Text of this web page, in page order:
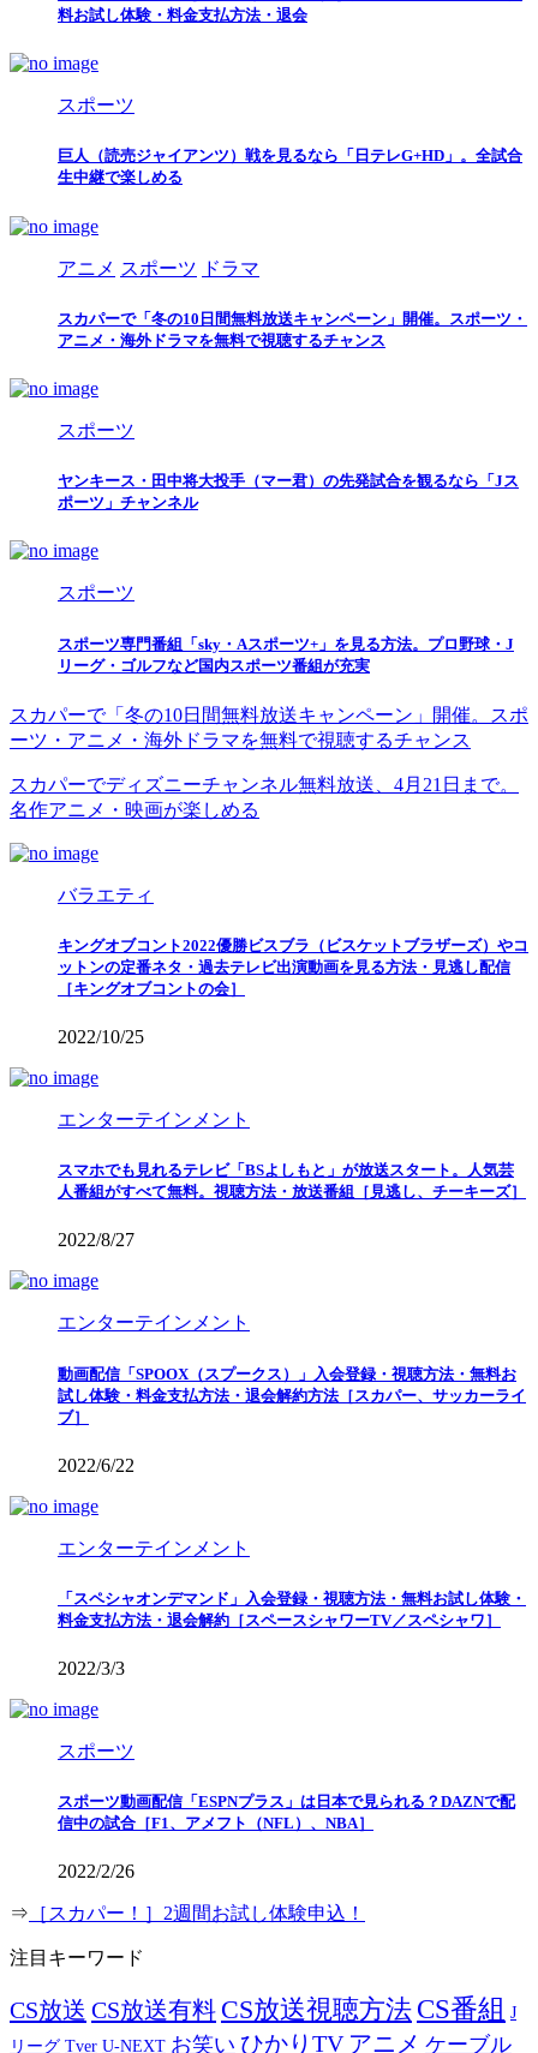
料お試し体験・料金支払方法・退会
スポーツ
巨人（読売ジャイアンツ）戦を見るなら「日テレG+HD」。全試合
生中継で楽しめる
アニメ スポーツ ドラマ
スカパーで「冬の10日間無料放送キャンペーン」開催。スポーツ・
アニメ・海外ドラマを無料で視聴するチャンス
スポーツ
ヤンキース・田中将大投手（マー君）の先発試合を観るなら「Jス
ポーツ」チャンネル
スポーツ
スポーツ専門番組「sky・Aスポーツ+」を見る方法。プロ野球・J
リーグ・ゴルフなど国内スポーツ番組が充実
スカパーで「冬の10日間無料放送キャンペーン」開催。スポ
ーツ・アニメ・海外ドラマを無料で視聴するチャンス
スカパーでディズニーチャンネル無料放送、4月21日まで。
名作アニメ・映画が楽しめる
バラエティ
キングオブコント2022優勝ビスブラ（ビスケットブラザーズ）やコ
ットンの定番ネタ・過去テレビ出演動画を見る方法・見逃し配信
［キングオブコントの会］
2022/10/25
エンターテインメント
スマホでも見れるテレビ「BSよしもと」が放送スタート。人気芸
人番組がすべて無料。視聴方法・放送番組［見逃し、チーキーズ］
2022/8/27
エンターテインメント
動画配信「SPOOX（スプークス）」入会登録・視聴方法・無料お
試し体験・料金支払方法・退会解約方法［スカパー、サッカーライ
ブ］
2022/6/22
エンターテインメント
「スペシャオンデマンド」入会登録・視聴方法・無料お試し体験・
料金支払方法・退会解約［スペースシャワーTV／スペシャワ］
2022/3/3
スポーツ
スポーツ動画配信「ESPNプラス」は日本で見られる？DAZNで配
信中の試合［F1、アメフト（NFL）、NBA］
2022/2/26
⇒ ［スカパー！］2週間お試し体験申込！
注目キーワード
CS放送 CS放送有料 CS放送視聴方法 CS番組 J
リーグ Tver U-NEXT お笑い ひかりTV アニメ ケーブル